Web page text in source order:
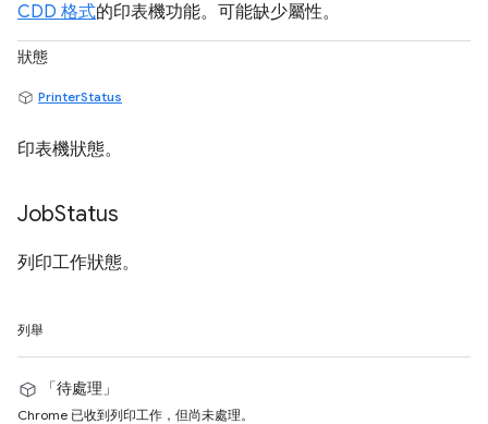
CDD 格式的印表機功能。可能缺少屬性。
狀態
PrinterStatus
印表機狀態。
JobStatus
列印工作狀態。
列舉
「待處理」
Chrome 已收到列印工作，但尚未處理。